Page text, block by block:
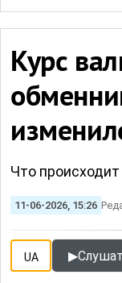
Курс
Что
11-06-2026, 15:26
UA ▶